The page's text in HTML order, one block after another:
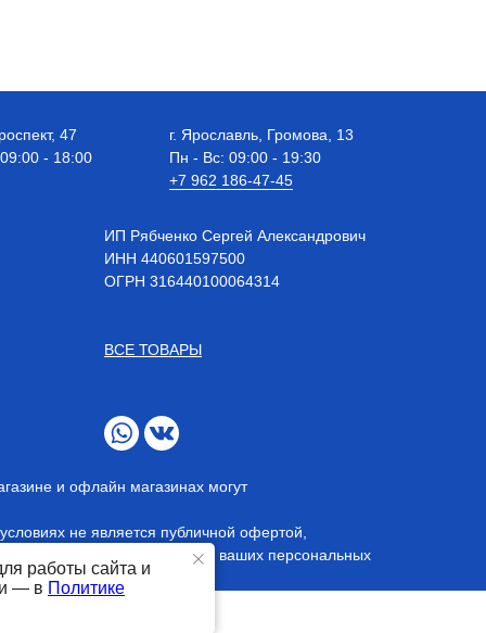
работы сайта и
— в Политике
и офлайн магазинах могут
47
- 18:00
ВСЕ ТОВАРЫ
г. Ярославль, Громова, 13
Пн - Вс: 09:00 - 19:30
+7 962 186-47-45
не является публичной офертой,
согласие на обработку ваших персональных
ИП Рябченко Сергей Александрович
ИНН 440601597500
OГРН 316440100064314